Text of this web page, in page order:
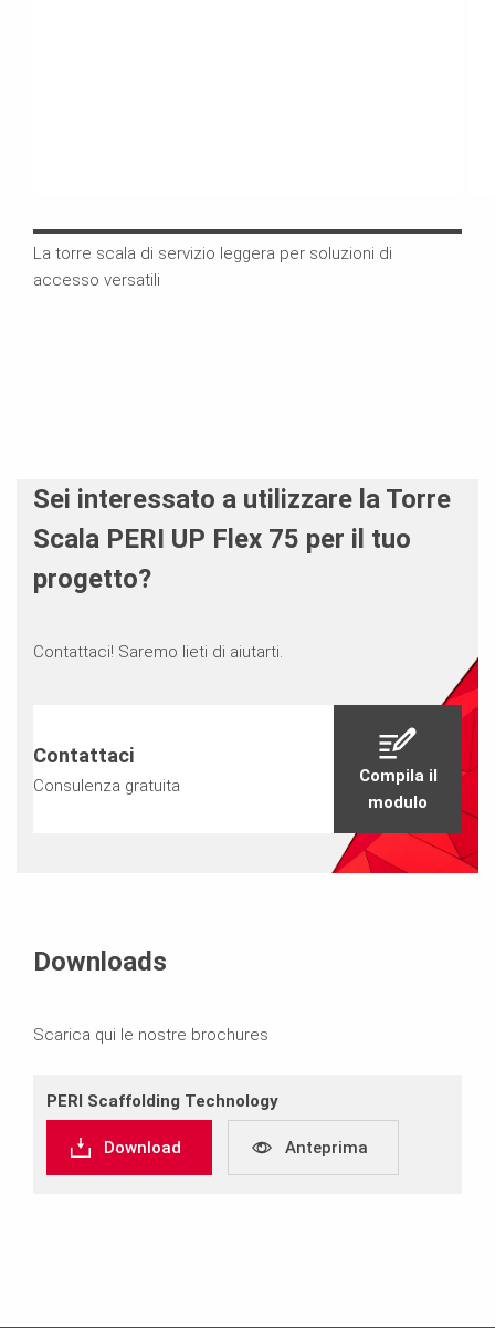
La torre scala di servizio leggera per soluzioni di
accesso versatili
Sei interessato a utilizzare la Torre
Scala PERI UP Flex 75 per il tuo
progetto?
Contattaci! Saremo lieti di aiutarti.
Contattaci
Consulenza gratuita
Compila il
modulo
Downloads
Scarica qui le nostre brochures
PERI Scaffolding Technology
Download Anteprima